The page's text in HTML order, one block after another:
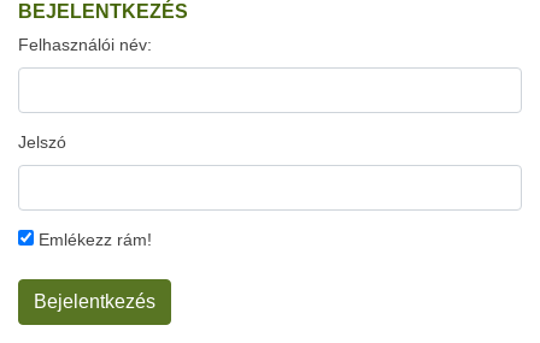
BEJELENTKEZÉS
Felhasználói név:
Jelszó
Emlékezz rám!